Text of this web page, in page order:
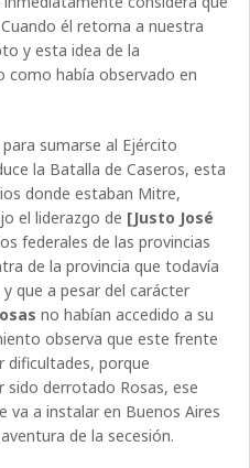
él retorna a nuestra
y esta idea de la
como había observado en
sumarse al Ejército
la Batalla de Caseros, esta
donde estaban Mitre,
el liderazgo de [Justo José
federales de las provincias
de la provincia que todavía
que a pesar del carácter
no habían accedido a su
observa que este frente
dificultades, porque
derrotado Rosas, ese
va a instalar en Buenos Aires
de la secesión.